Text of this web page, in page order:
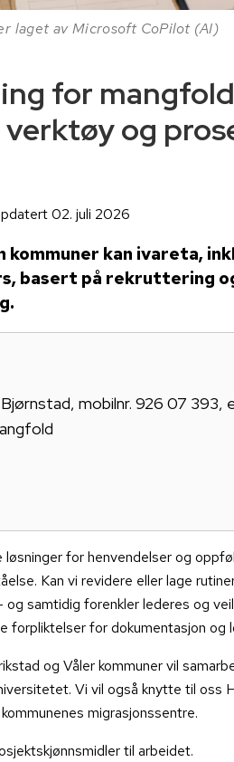
laget av Microsoft CoPilot (AI)
for
og
02. juli 2026
kommuner kan ivareta,
basert på rekruttering
mobilnr. 926 07 393,
løsninger for henvendelser og
Kan vi revidere eller lage
samtidig forenkler lederes og
forpliktelser for dokumentasjon og
og Våler kommuner vil
Vi vil også knytte til oss
migrasjonssentre.
til arbeidet.